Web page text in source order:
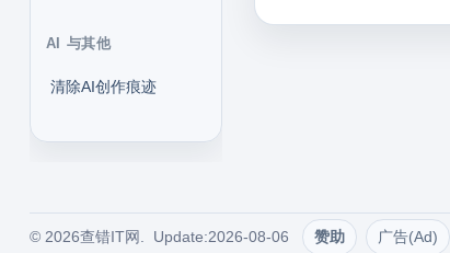
AI 与其他
清除AI创作痕迹
© 2026查错IT网. Update:2026-08-06 赞助 广告(Ad)